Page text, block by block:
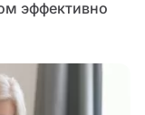
эффективно